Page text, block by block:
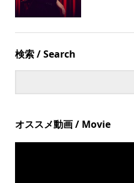
検索 / Search
オススメ動画 / Movie